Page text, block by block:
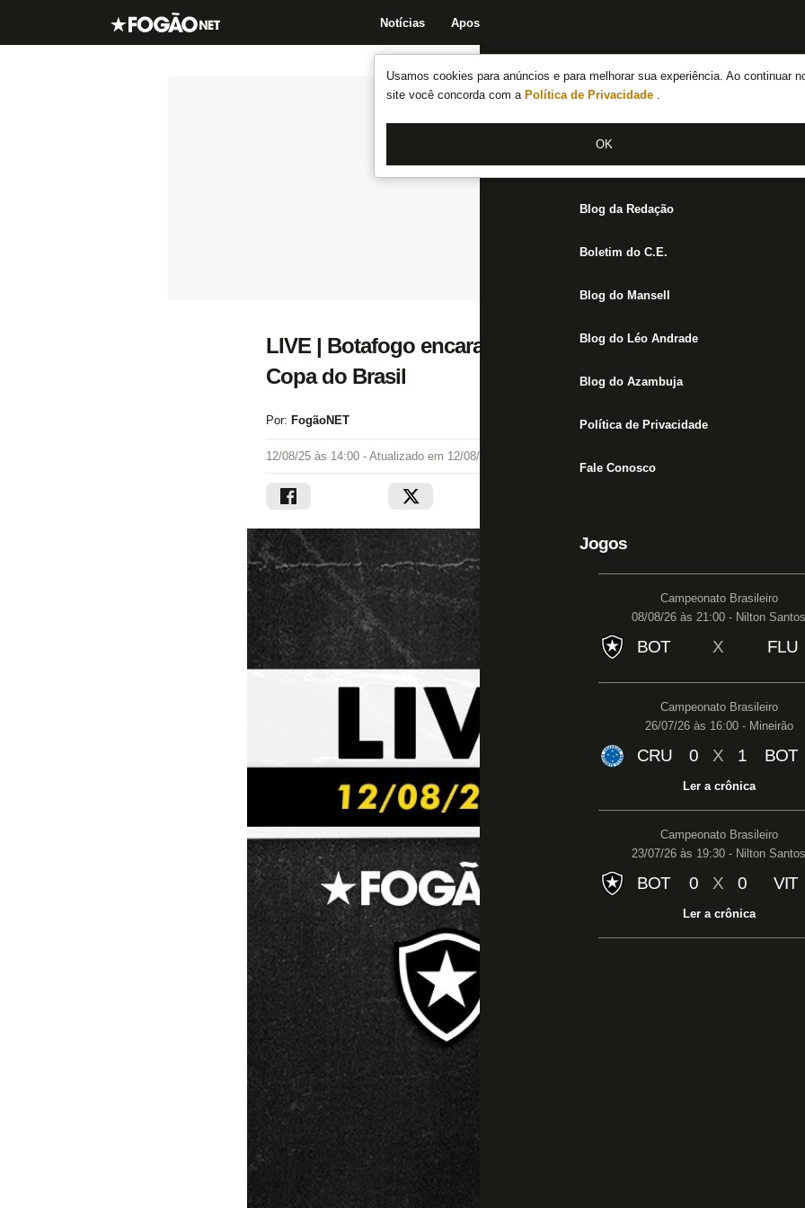
Usamos cookies para anúncios e para melhorar sua experiência. Ao continuar
site você concorda com a Política de Privacidade .
OK
Notícias Apostas
Notícias do Botafogo
Fórum
Jogos
Blog da Redação
Boletim do C.E.
Blog do Mansell
Blog do Léo Andrade
Blog do Azambuja
Política de Privacidade
Fale Conosco
Jogos
Campeonato Brasileiro
08/08/26 às 21:00 - Nilton Santos
BOT X FLU
Campeonato Brasileiro
26/07/26 às 16:00 - Mineirão
CRU 0 X 1 BOT
Ler a crônica
Campeonato Brasileiro
23/07/26 às 19:30 - Nilton Santos
BOT 0 X 0 VIT
Ler a crônica
LIVE | Botafogo encara o Vasco e define em casa vaga
Copa do Brasil
Por: FogãoNET
12/08/25 às 14:00 - Atualizado em 12/08/25 às 14:00